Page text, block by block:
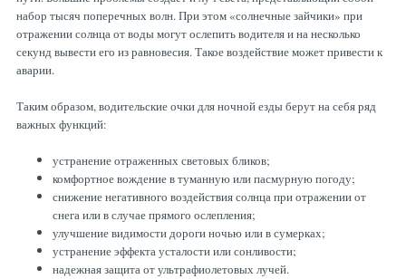
набор тысяч поперечных волн. При этом «солнечные зайчики» при
отражении солнца от воды могут ослепить водителя и на несколько
секунд вывести его из равновесия. Такое воздействие может привести к
аварии.
Таким образом, водительские очки для ночной езды берут на себя ряд
важных функций:
устранение отраженных световых бликов;
комфортное вождение в туманную или пасмурную погоду;
снижение негативного воздействия солнца при отражении от
снега или в случае прямого ослепления;
улучшение видимости дороги ночью или в сумерках;
устранение эффекта усталости или сонливости;
надежная защита от ультрафиолетовых лучей.